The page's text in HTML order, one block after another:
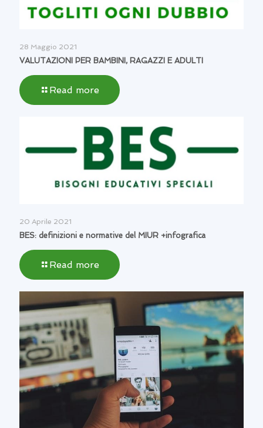
28 Maggio 2021
VALUTAZIONI PER BAMBINI, RAGAZZI E ADULTI
Read more
20 Aprile 2021
BES: definizioni e normative del MIUR +infografica
Read more